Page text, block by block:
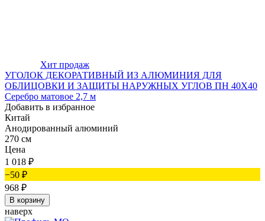
Хит продаж
УГОЛОК ДЕКОРАТИВНЫЙ ИЗ АЛЮМИНИЯ ДЛЯ
ОБЛИЦОВКИ И ЗАЩИТЫ НАРУЖНЫХ УГЛОВ ПН 40Х40
Серебро матовое 2,7 м
Добавить в избранное
Китай
Анодированный алюминий
270 см
Цена
1 018 ₽
−50 ₽
968 ₽
В корзину
наверх